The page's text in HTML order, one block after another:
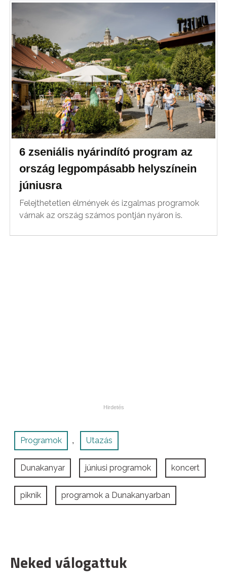
6 zseniális nyárindító program az
ország legpompásabb helyszínein
júniusra
Felejthetetlen élmények és izgalmas programok
várnak az ország számos pontján nyáron is.
Programok , Utazás
Dunakanyar júniusi programok koncert
piknik programok a Dunakanyarban
Neked válogattuk